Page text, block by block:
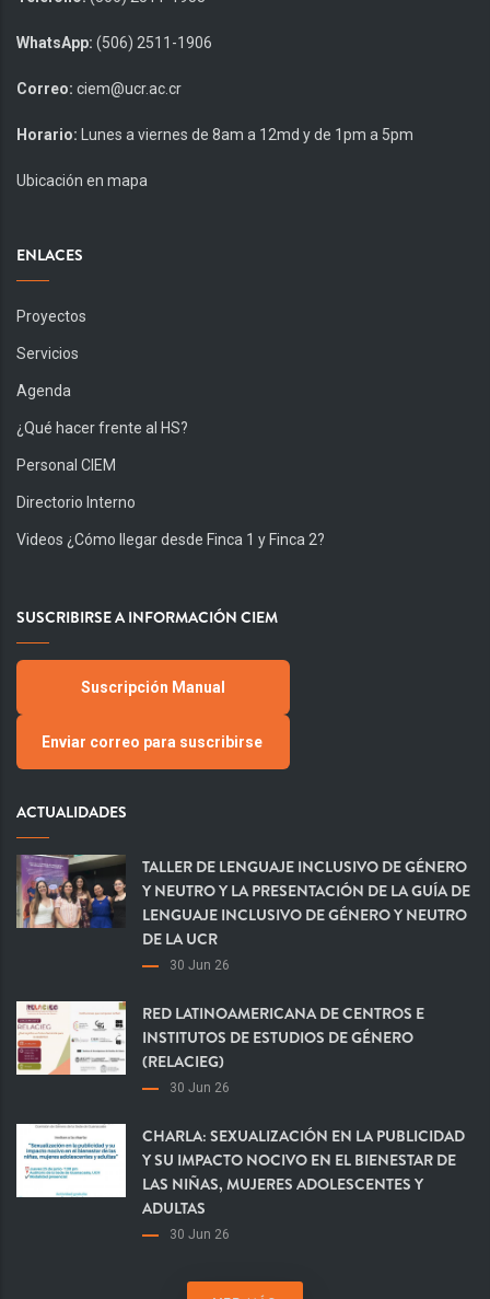
WhatsApp: (506) 2511-1906
Correo: ciem@ucr.ac.cr
Horario: Lunes a viernes de 8am a 12md y de 1pm a 5pm
Ubicación en mapa
ENLACES
Proyectos
Servicios
Agenda
¿Qué hacer frente al HS?
Personal CIEM
Directorio Interno
Videos ¿Cómo llegar desde Finca 1 y Finca 2?
SUSCRIBIRSE A INFORMACIÓN CIEM
Suscripción Manual
Enviar correo para suscribirse
ACTUALIDADES
TALLER DE LENGUAJE INCLUSIVO DE GÉNERO
Y NEUTRO Y LA PRESENTACIÓN DE LA GUÍA DE
LENGUAJE INCLUSIVO DE GÉNERO Y NEUTRO
DE LA UCR
30 Jun 26
RED LATINOAMERICANA DE CENTROS E
INSTITUTOS DE ESTUDIOS DE GÉNERO
(RELACIEG)
30 Jun 26
CHARLA: SEXUALIZACIÓN EN LA PUBLICIDAD
Y SU IMPACTO NOCIVO EN EL BIENESTAR DE
LAS NIÑAS, MUJERES ADOLESCENTES Y
ADULTAS
30 Jun 26